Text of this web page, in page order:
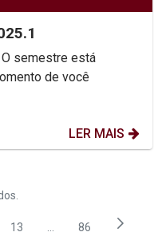
de você
LER MAIS
Usar ABA para navegar.
Página
13 PáginasPágina
86